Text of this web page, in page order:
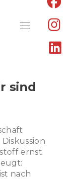
sind
ernst.
nach